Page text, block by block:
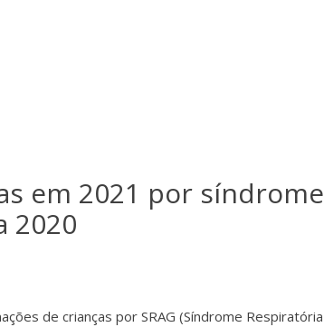
em 2021 por síndrome
2020
de crianças por SRAG (Síndrome Respiratória